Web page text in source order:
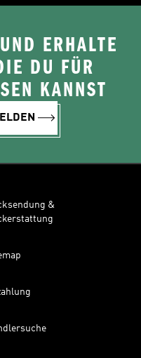
ERHALTE
DU FÜR
KANNST
&